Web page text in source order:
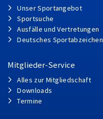
Unser Sportangebot
Sportsuche
Ausfälle und Vertretungen
Deutsches Sportabzeichen
Mitglieder-Service
Alles zur Mitgliedschaft
Downloads
Termine